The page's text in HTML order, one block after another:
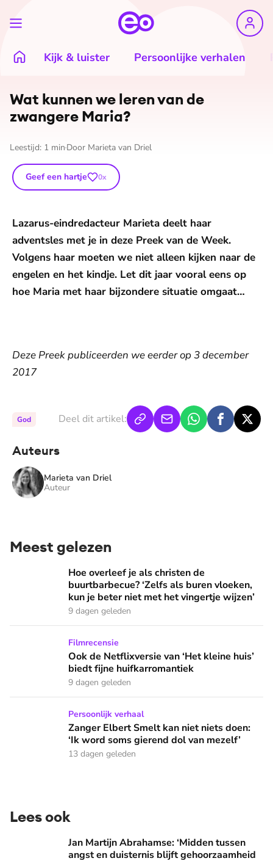
Kijk & luister Persoonlijke verhalen
Wat kunnen we leren van de
zwangere Maria?
Leestijd: 1 min Door Marieta van Driel
Geef een hartje 0x
Lazarus-eindredacteur Marieta deelt haar
adventsles met je in deze Preek van de Week.
Volgens haar moeten we niet alleen kijken naar de
engelen en het kindje. Let dit jaar vooral eens op
hoe Maria met haar bijzondere situatie omgaat…
De weergave van deze video vereist jouw
Deze Preek publiceerden we eerder op 3 december
2017
God Deel dit artikel:
Auteurs
Marieta van Driel
Auteur
Meest gelezen
Hoe overleef je als christen de buurtbarbecue? ‘Zelfs als
Hoe overleef je als christen de
buurtbarbecue? ‘Zelfs als buren vloeken,
kun je beter niet met het vingertje wijzen’
9 dagen geleden
Ook de Netflixversie van ‘Het kleine huis’ biedt fijne
Filmrecensie
Ook de Netflixversie van ‘Het kleine huis’
biedt fijne huifkarromantiek
9 dagen geleden
Zanger Elbert Smelt kan niet niets doen: ‘Ik word soms
Persoonlijk verhaal
Zanger Elbert Smelt kan niet niets doen:
‘Ik word soms gierend dol van mezelf’
13 dagen geleden
Lees ook
Jan Martijn Abrahamse: ‘Midden tussen angst en
Jan Martijn Abrahamse: ‘Midden tussen
angst en duisternis blijft gehoorzaamheid